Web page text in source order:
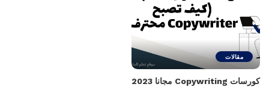
مقالات
كورسات Copywriting مجانا 2023